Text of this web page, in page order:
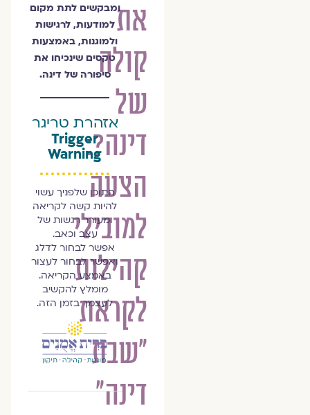
את
קולה
של
דינה?:
הצעה
למובילי
קהילות
לקראת
"שבת
דינה"
ומבקשים לתת מקום
למודעות, לרגישות
ולמוגנות, באמצעות
טקסים שינכיחו את
סיפורה של דינה.
אזהרת טריגר
Trigger
Warning
התוכן שלפניך עשוי
להיות קשה לקריאה
ומעורר רגשות של
עצב וכאב.
אפשר לבחור לדלג
ואפשר לבחור לעצור
באמצע הקריאה.
מומלץ להקשיב
לעצמך בזמן הזה.